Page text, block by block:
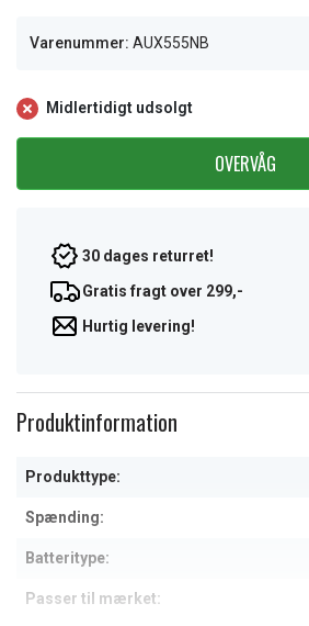
Varenummer: AUX555NB
Midlertidigt udsolgt
OVERVÅG
30 dages returret!
Gratis fragt over 299,-
Hurtig levering!
Produktinformation
Produkttype:
Spænding:
Batteritype:
Passer til mærket: